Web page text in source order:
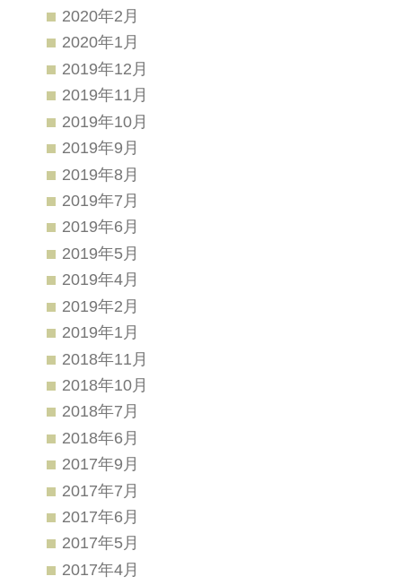
2020年2月
2020年1月
2019年12月
2019年11月
2019年10月
2019年9月
2019年8月
2019年7月
2019年6月
2019年5月
2019年4月
2019年2月
2019年1月
2018年11月
2018年10月
2018年7月
2018年6月
2017年9月
2017年7月
2017年6月
2017年5月
2017年4月